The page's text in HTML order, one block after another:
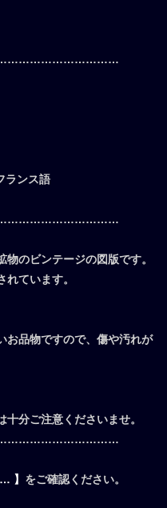
ランス語
のビンテージの図版です。
ています。
お品物ですので、傷や汚れが
分ご注意くださいませ。
】 をご確認ください。